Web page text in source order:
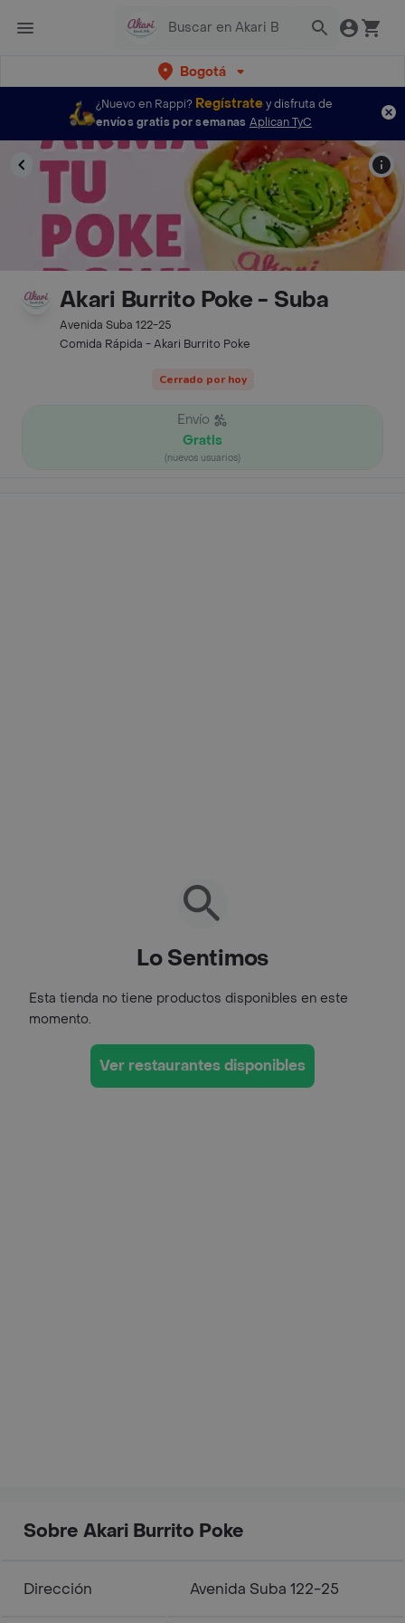
Bogotá
¿Nuevo en Rappi? Regístratey disfruta de
envíos gratis por semanas Aplican TyC
Akari Burrito Poke - Suba
Avenida Suba 122-25
Comida Rápida - Akari Burrito Poke
Cerrado por hoy
Envío
Gratis
(nuevos usuarios)
Lo Sentimos
Esta tienda no tiene productos disponibles en este
momento.
Ver restaurantes disponibles
Sobre Akari Burrito Poke
Dirección Avenida Suba 122-25